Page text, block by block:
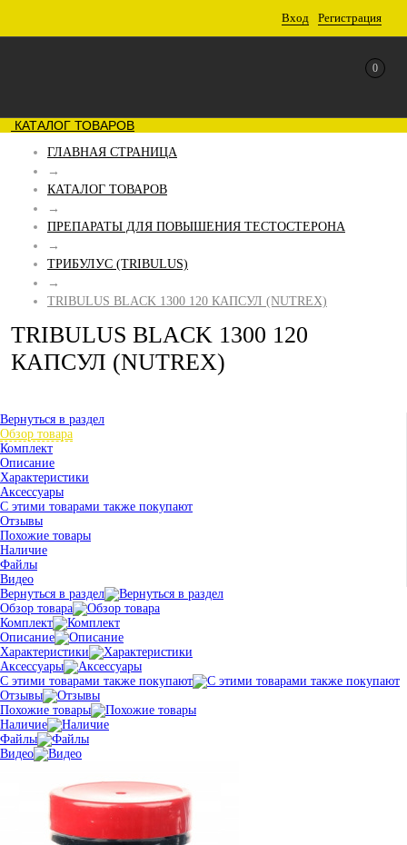
Вход Регистрация
0
КАТАЛОГ ТОВАРОВ
ГЛАВНАЯ СТРАНИЦА
→
КАТАЛОГ ТОВАРОВ
→
ПРЕПАРАТЫ ДЛЯ ПОВЫШЕНИЯ ТЕСТОСТЕРОНА
→
ТРИБУЛУС (TRIBULUS)
→
TRIBULUS BLACK 1300 120 КАПСУЛ (NUTREX)
TRIBULUS BLACK 1300 120
КАПСУЛ (NUTREX)
Вернуться в раздел
Обзор товара
Комплект
Описание
Характеристики
Аксессуары
С этими товарами также покупают
Отзывы
Похожие товары
Наличие
Файлы
Видео
Вернуться в раздел
Обзор товара
Комплект
Описание
Характеристики
Аксессуары
С этими товарами также покупают
Отзывы
Похожие товары
Наличие
Файлы
Видео